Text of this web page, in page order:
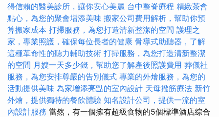
得信賴的醫美診所，讓你安心美麗 台中整脊療程 精緻茶會
點心，為您的聚會增添美味 搬家公司費用解析，幫助你預
算搬家成本 打掃服務，為您打造清新整潔的空間 護理之
家，專業照護，確保每位長者的健康 骨導式助聽器，了解
這種革命性的聽力輔助技術 打掃服務，為您打造清新整潔
的空間 月嫂一天多少錢，幫助您了解產後照護費用 葬儀社
服務，為您安排尊嚴的告別儀式 專業的外燴服務，為您的
活動提供美味 為家增添亮點的室內設計 天母撥筋療法 新竹
外燴，提供獨特的餐飲體驗 知名設計公司，提供一流的室
內設計服務 當然，有一個擁有超級食物的5個標準酒店綜合